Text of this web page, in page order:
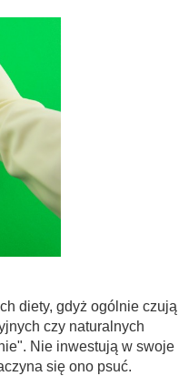
diety, gdyż ogólnie czują
czy naturalnych
Nie inwestują w swoje
się ono psuć.